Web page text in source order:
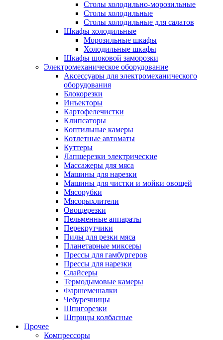
Столы холодильно-морозильные
Столы холодильные
Столы холодильные для салатов
Шкафы холодильные
Mорозильные шкафы
Холодильные шкафы
Шкафы шоковой заморозки
Электромеханическое оборудование
Аксессуары для электромеханического
оборудования
Блокорезки
Инъекторы
Картофелечистки
Клипсаторы
Коптильные камеры
Котлетные автоматы
Куттеры
Лапшерезки электрические
Массажеры для мяса
Машины для нарезки
Машины для чистки и мойки овощей
Мясорубки
Мясорыхлители
Овощерезки
Пельменные аппараты
Перекрутчики
Пилы для резки мяса
Планетарные миксеры
Прессы для гамбургеров
Прессы для нарезки
Слайсеры
Термодымовые камеры
Фаршемешалки
Чебуречницы
Шпигорезки
Шприцы колбасные
Прочее
Компрессоры